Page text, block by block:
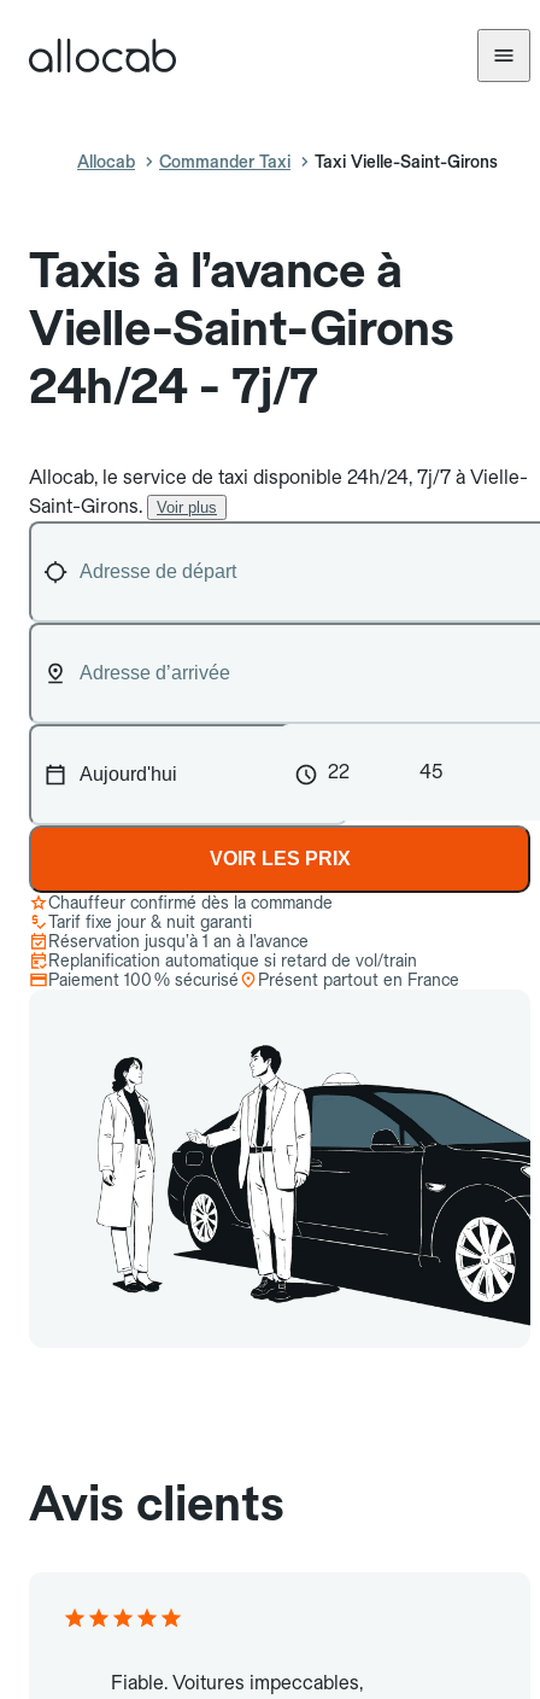
Allocab Commander Taxi Taxi Vielle-Saint-Girons
Taxis à l’avance à
Vielle-Saint-Girons
24h/24 - 7j/7
Allocab, le service de taxi disponible 24h/24, 7j/7 à Vielle-
Saint-Girons.
Voir plus
22 45
VOIR LES PRIX
Chauffeur confirmé dès la commande
Tarif fixe jour & nuit garanti
Réservation jusqu’à 1 an à l’avance
Replanification automatique si retard de vol/train
Paiement 100 % sécurisé
Présent partout en France
Avis clients
Fiable. Voitures impeccables,